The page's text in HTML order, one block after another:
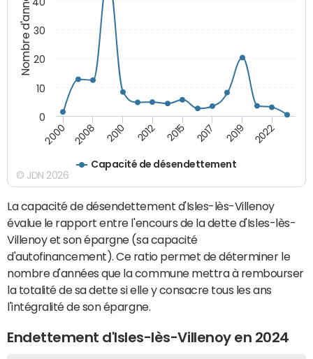
Nombre d'années
Capacité de désendettement
2000 2008 2010 2012 2015 2017 2019 2022
0
10
20
30
© JDN 2026
La capacité de désendettement d'Isles-lès-Villenoy
évalue le rapport entre l'encours de la dette d'Isles-lès-
Villenoy et son épargne (sa capacité
d'autofinancement). Ce ratio permet de déterminer le
nombre d'années que la commune mettra à rembourser
la totalité de sa dette si elle y consacre tous les ans
l'intégralité de son épargne.
Endettement d'Isles-lès-Villenoy en 2024